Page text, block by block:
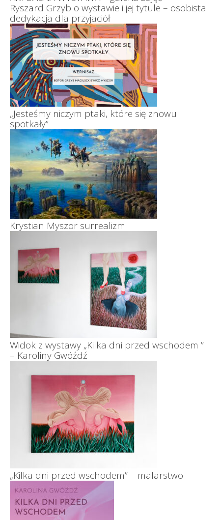
Ryszard Grzyb o wystawie i jej tytule – osobista
dedykacja dla przyjaciół
„Jesteśmy niczym ptaki, które się znowu
spotkały”
Krystian Myszor surrealizm
Widok z wystawy „Kilka dni przed wschodem ”
– Karoliny Gwóźdź
„Kilka dni przed wschodem” – malarstwo